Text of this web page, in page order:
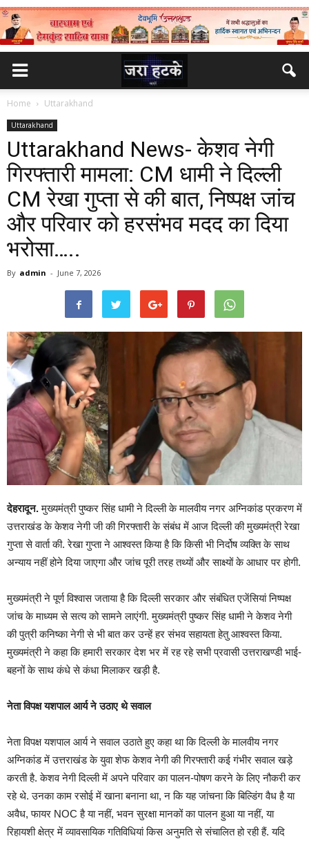
Home Uttarakhand
Uttarakhand
Uttarakhand News- केशव नेगी
गिरफ्तारी मामला: CM धामी ने दिल्ली
CM रेखा गुप्ता से की बात, निष्पक्ष जांच
और परिवार को हरसंभव मदद का दिया
भरोसा…..
By admin - June 7, 2026
देहरादून.मुख्यमंत्री पुष्कर सिंह धामी ने दिल्ली के मालवीय नगर अग्निकांड प्रकरण में
उत्तराखंड के केशव नेगी जी की गिरफ्तारी के संबंध में आज दिल्ली की मुख्यमंत्री रेखा
गुप्ता से वार्ता की. रेखा गुप्ता ने आश्वस्त किया है कि किसी भी निर्दोष व्यक्ति के साथ
अन्याय नहीं होने दिया जाएगा और जांच पूरी तरह तथ्यों और साक्ष्यों के आधार पर होगी.
मुख्यमंत्री ने पूर्ण विश्वास जताया है कि दिल्ली सरकार और संबंधित एजेंसियां निष्पक्ष
जांच के माध्यम से सत्य को सामने लाएंगी. मुख्यमंत्री पुष्कर सिंह धामी ने केशव नेगी
की पुत्री कनिष्का नेगी से भी बात कर उन्हें हर संभव सहायता हेतु आश्वस्त किया.
मुख्यमंत्री ने कहा कि हमारी सरकार देश भर में रह रहे सभी प्रवासी उत्तराखण्डी भाई-
बहनों के साथ कंधे से कंधा मिलाकर खड़ी है.
नेता विपक्ष यशपाल आर्य ने उठाए थे सवाल
नेता विपक्ष यशपाल आर्य ने सवाल उठाते हुए कहा था कि दिल्ली के मालवीय नगर
अग्निकांड में उत्तराखंड के युवा शेफ केशव नेगी की गिरफ्तारी कई गंभीर सवाल खड़े
करती है. केशव नेगी दिल्ली में अपने परिवार का पालन-पोषण करने के लिए नौकरी कर
रहे थे. उनका काम रसोई में खाना बनाना था, न कि यह जांचना कि बिल्डिंग वैध है या
अवैध, फायर NOC है या नहीं, भवन सुरक्षा मानकों का पालन हुआ या नहीं, या
रिहायशी क्षेत्र में व्यावसायिक गतिविधियां किस अनुमति से संचालित हो रही हैं. यदि